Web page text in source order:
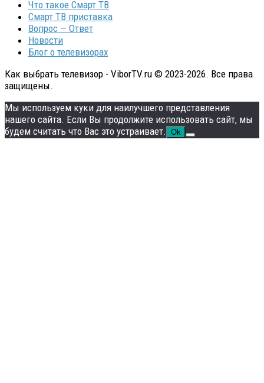
Что такое Смарт ТВ
Смарт ТВ приставка
Вопрос — Ответ
Новости
Блог о телевизорах
Как выбрать телевизор - ViborTV.ru © 2023-2026. Все права
защищены.
Мы используем куки для наилучшего представления
нашего сайта. Если Вы продолжите использовать сайт, мы
будем считать что Вас это устраивает.
Ok